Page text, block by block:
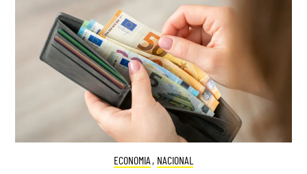
ECONOMIA , NACIONAL